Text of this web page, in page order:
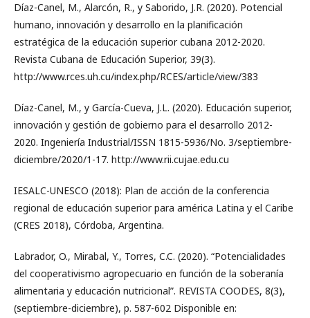
Díaz-Canel, M., Alarcón, R., y Saborido, J.R. (2020). Potencial
humano, innovación y desarrollo en la planificación
estratégica de la educación superior cubana 2012-2020.
Revista Cubana de Educación Superior, 39(3).
http://www.rces.uh.cu/index.php/RCES/article/view/383
Díaz-Canel, M., y García-Cueva, J.L. (2020). Educación superior,
innovación y gestión de gobierno para el desarrollo 2012-
2020. Ingeniería Industrial/ISSN 1815-5936/No. 3/septiembre-
diciembre/2020/1-17. http://www.rii.cujae.edu.cu
IESALC-UNESCO (2018): Plan de acción de la conferencia
regional de educación superior para américa Latina y el Caribe
(CRES 2018), Córdoba, Argentina.
Labrador, O., Mirabal, Y., Torres, C.C. (2020). “Potencialidades
del cooperativismo agropecuario en función de la soberanía
alimentaria y educación nutricional”. REVISTA COODES, 8(3),
(septiembre-diciembre), p. 587-602 Disponible en: